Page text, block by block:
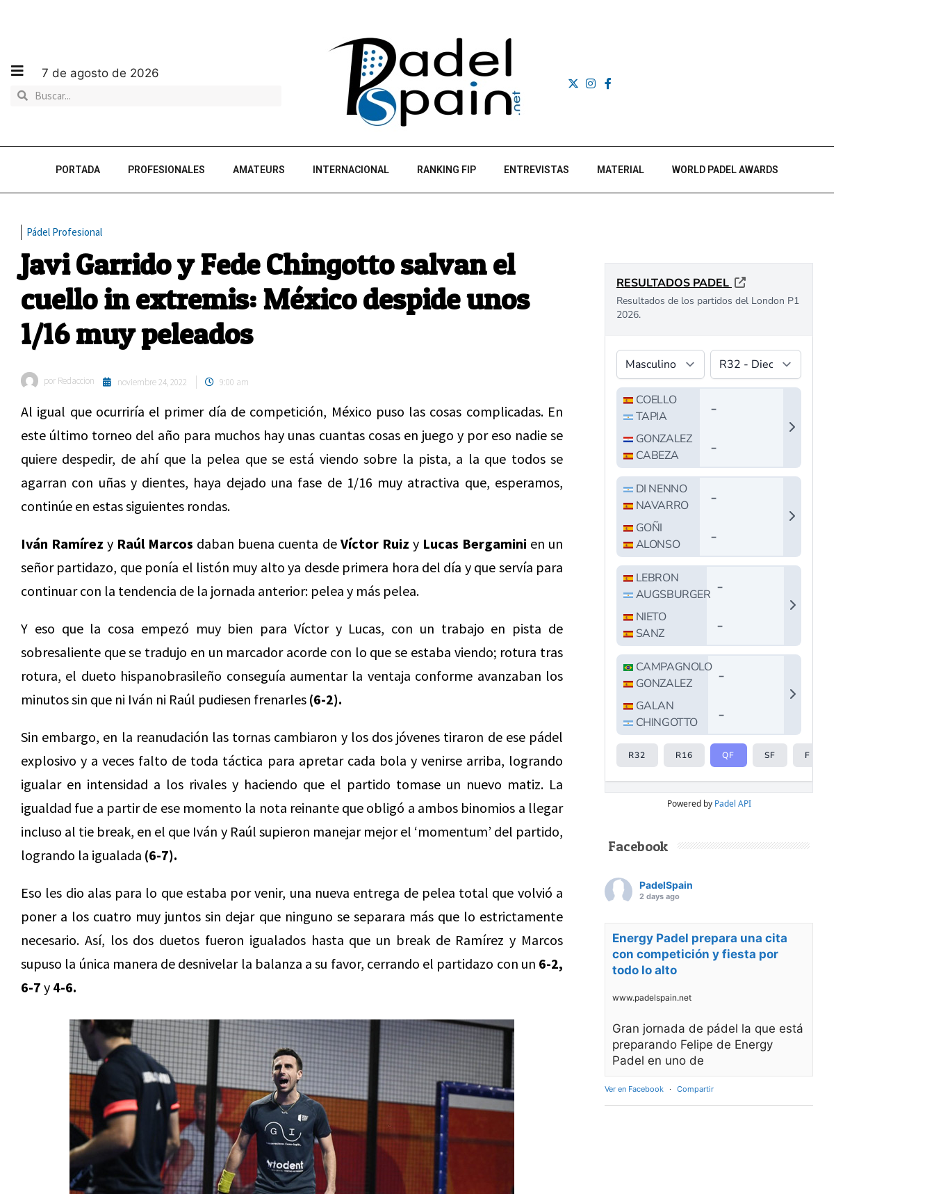
7 de agosto de 2026
PORTADA PROFESIONALES AMATEURS INTERNACIONAL RANKING FIP ENTREVISTAS MATERIAL WORLD PADEL AWARDS
Pádel Profesional
Javi Garrido y Fede Chingotto salvan el
cuello in extremis: México despide unos
1/16 muy peleados
por Redaccion noviembre 24, 2022 9:00 am
Al igual que ocurriría el primer día de competición, México puso las cosas complicadas. En
este último torneo del año para muchos hay unas cuantas cosas en juego y por eso nadie se
quiere despedir, de ahí que la pelea que se está viendo sobre la pista, a la que todos se
agarran con uñas y dientes, haya dejado una fase de 1/16 muy atractiva que, esperamos,
continúe en estas siguientes rondas.
Iván Ramírez y Raúl Marcos daban buena cuenta de Víctor Ruiz y Lucas Bergamini en un
señor partidazo, que ponía el listón muy alto ya desde primera hora del día y que servía para
continuar con la tendencia de la jornada anterior: pelea y más pelea.
Y eso que la cosa empezó muy bien para Víctor y Lucas, con un trabajo en pista de
sobresaliente que se tradujo en un marcador acorde con lo que se estaba viendo; rotura tras
rotura, el dueto hispanobrasileño conseguía aumentar la ventaja conforme avanzaban los
minutos sin que ni Iván ni Raúl pudiesen frenarles (6-2).
Sin embargo, en la reanudación las tornas cambiaron y los dos jóvenes tiraron de ese pádel
explosivo y a veces falto de toda táctica para apretar cada bola y venirse arriba, logrando
igualar en intensidad a los rivales y haciendo que el partido tomase un nuevo matiz. La
igualdad fue a partir de ese momento la nota reinante que obligó a ambos binomios a llegar
incluso al tie break, en el que Iván y Raúl supieron manejar mejor el ‘momentum’ del partido,
logrando la igualada (6-7).
Eso les dio alas para lo que estaba por venir, una nueva entrega de pelea total que volvió a
poner a los cuatro muy juntos sin dejar que ninguno se separara más que lo estrictamente
necesario. Así, los dos duetos fueron igualados hasta que un break de Ramírez y Marcos
supuso la única manera de desnivelar la balanza a su favor, cerrando el partidazo con un 6-2,
6-7 y 4-6.
Powered by Padel API
Facebook
PadelSpain
2 days ago
Energy Padel prepara una cita
con competición y fiesta por
todo lo alto
www.padelspain.net
Gran jornada de pádel la que está
preparando Felipe de Energy
Padel en uno de
Ver en Facebook · Compartir